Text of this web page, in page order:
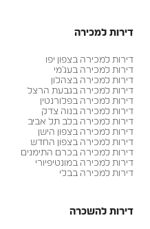
דירות למכירה
דירות למכירה בצפון יפו
דירות למכירה בעג׳מי
דירות למכירה בצהלון
דירות למכירה בגבעת הרצל
דירות למכירה בפלורנטין
דירות למכירה בנוה צדק
דירות למכירה בלב תל אביב
דירות למכירה בצפון הישן
דירות למכירה בצפון החדש
דירות למכירה בכרם התימנים
דירות למכירה במונטיפיורי
דירות למכירה בבלי
דירות להשכרה